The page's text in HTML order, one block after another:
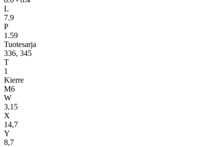
L
7.9
P
1.59
Tuotesarja
336, 345
T
1
Kierre
M6
W
3,15
X
14,7
Y
8,7